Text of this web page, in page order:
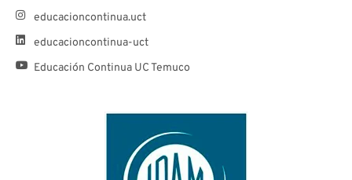
educacioncontinua.uct
educacioncontinua-uct
Educación Continua UC Temuco